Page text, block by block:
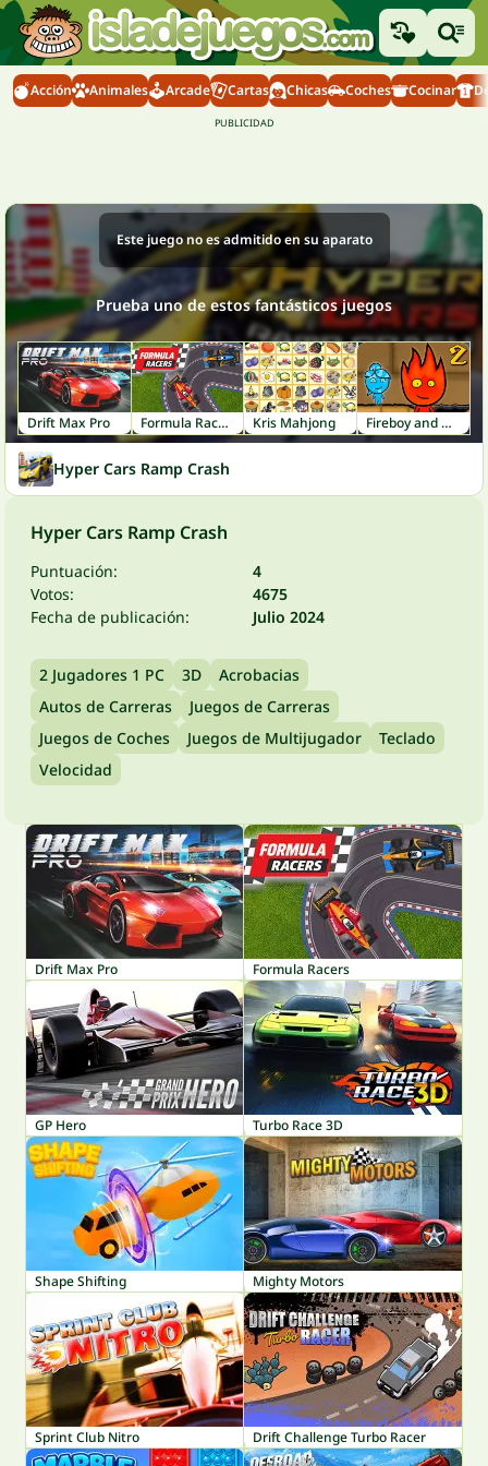
Acción Animales Arcade Cartas Chicas Coches Cocinar
Este juego no es admitido en su aparato
Prueba uno de estos fantásticos juegos
Drift Max Pro Formula Racers Kris Mahjong Fireboy and Watergirl 2: Light Temple
Hyper Cars Ramp Crash
Hyper Cars Ramp Crash
Puntuación:
4
Votos:
4675
Fecha de publicación:
Julio 2024
2 Jugadores 1 PC 3D
Acrobacias
Autos de Carreras
Juegos de Carreras
Juegos de Coches
Juegos de Multijugador
Teclado
Velocidad
Drift Max Pro Formula Racers
GP Hero Turbo Race 3D
Shape Shifting Mighty Motors
Sprint Club Nitro Drift Challenge Turbo Racer